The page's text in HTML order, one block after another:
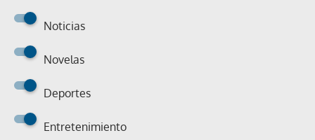
Noticias
Novelas
Deportes
Entretenimiento